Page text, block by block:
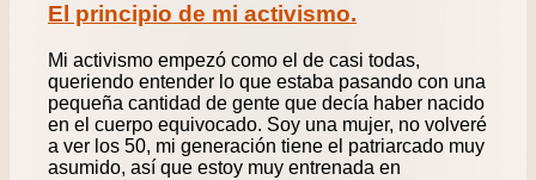
El principio de mi activismo.
Mi activismo empezó como el de casi todas,
queriendo entender lo que estaba pasando con una
pequeña cantidad de gente que decía haber nacido
en el cuerpo equivocado. Soy una mujer, no volveré
a ver los 50, mi generación tiene el patriarcado muy
asumido, así que estoy muy entrenada en